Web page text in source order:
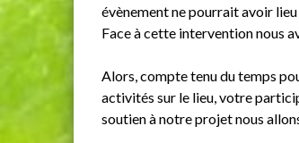
évènement ne pourrait avoir
Face à cette intervention nous
Alors, compte tenu du temps
activités sur le lieu, votre
soutien à notre projet nous